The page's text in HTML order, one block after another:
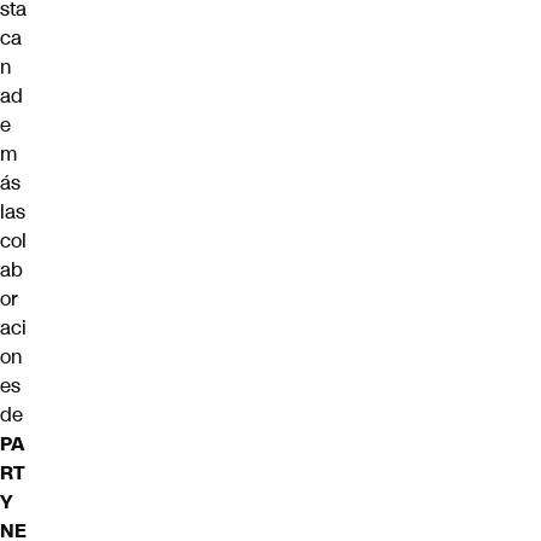
sta
ca
n
ad
e
m
ás
las
col
ab
or
aci
on
es
de
PA
RT
Y
NE